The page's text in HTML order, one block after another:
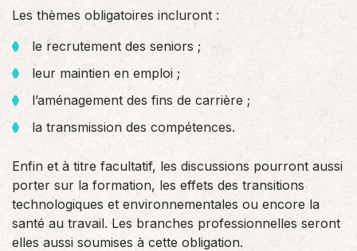
Les thèmes obligatoires incluront :
le recrutement des seniors ;
leur maintien en emploi ;
l’aménagement des fins de carrière ;
la transmission des compétences.
Enfin et à titre facultatif, les discussions pourront aussi
porter sur la formation, les effets des transitions
technologiques et environnementales ou encore la
santé au travail. Les branches professionnelles seront
elles aussi soumises à cette obligation.